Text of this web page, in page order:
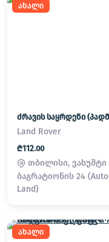
ახალი
Land Rover
₾112.00
თბილისი, ვახუშტი
ბაგრატიონის 24 (Auto
Land)
ახალი